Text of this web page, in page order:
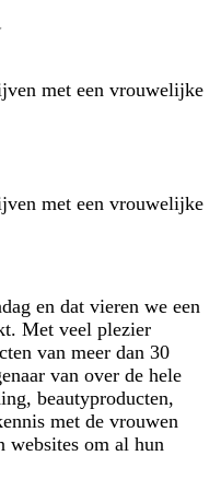
met een vrouwelijke
met een vrouwelijke
en dat vieren we een
Met veel plezier
van meer dan 30
van over de hele
beautyproducten,
met de vrouwen
websites om al hun